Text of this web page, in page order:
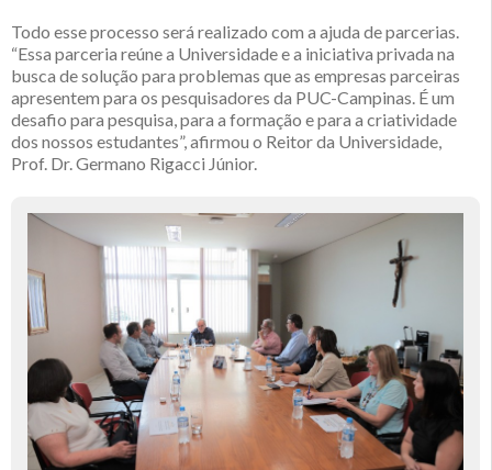
Todo esse processo será realizado com a ajuda de parcerias.
“Essa parceria reúne a Universidade e a iniciativa privada na
busca de solução para problemas que as empresas parceiras
apresentem para os pesquisadores da PUC-Campinas. É um
desafio para pesquisa, para a formação e para a criatividade
dos nossos estudantes”, afirmou o Reitor da Universidade,
Prof. Dr. Germano Rigacci Júnior.